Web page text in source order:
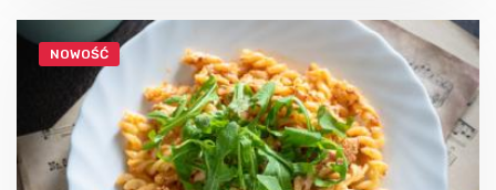
NOWOŚĆ